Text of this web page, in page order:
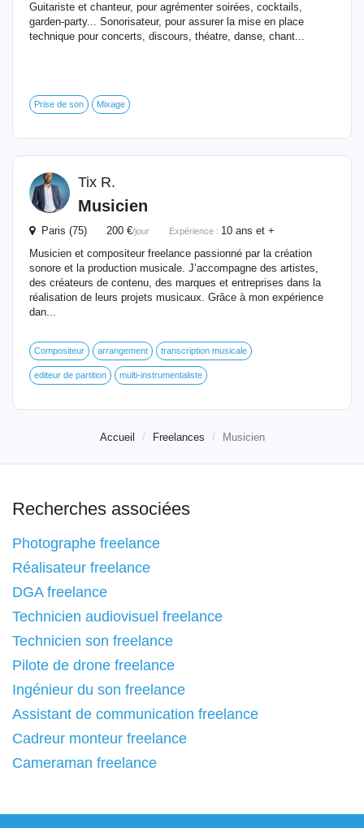
Guitariste et chanteur, pour agrémenter soirées, cocktails,
garden-party... Sonorisateur, pour assurer la mise en place
technique pour concerts, discours, théatre, danse, chant...
Prise de son Mixage
Tix R.
Musicien
Paris (75) 200 €/jour Expérience : 10 ans et +
Musicien et compositeur freelance passionné par la création
sonore et la production musicale. J’accompagne des artistes,
des créateurs de contenu, des marques et entreprises dans la
réalisation de leurs projets musicaux. Grâce à mon expérience
dan...
Compositeur arrangement transcription musicale
editeur de partition multi-instrumentaliste
Accueil Freelances Musicien
Recherches associées
Photographe freelance
Réalisateur freelance
DGA freelance
Technicien audiovisuel freelance
Technicien son freelance
Pilote de drone freelance
Ingénieur du son freelance
Assistant de communication freelance
Cadreur monteur freelance
Cameraman freelance